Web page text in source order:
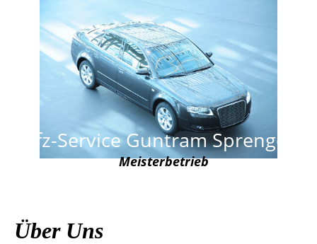
Kfz-Service Guntram Sprenger
Meisterbetrieb
Über Uns